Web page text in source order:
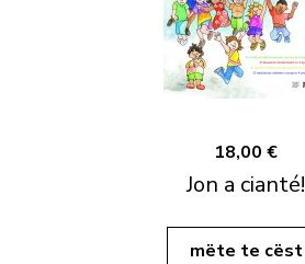
18,00 €
Jon a cianté!
mëte te cëst